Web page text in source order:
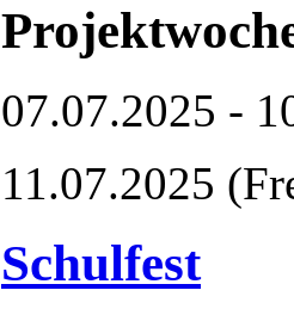
07.07.2025 -
11.07.2025
Schulfest